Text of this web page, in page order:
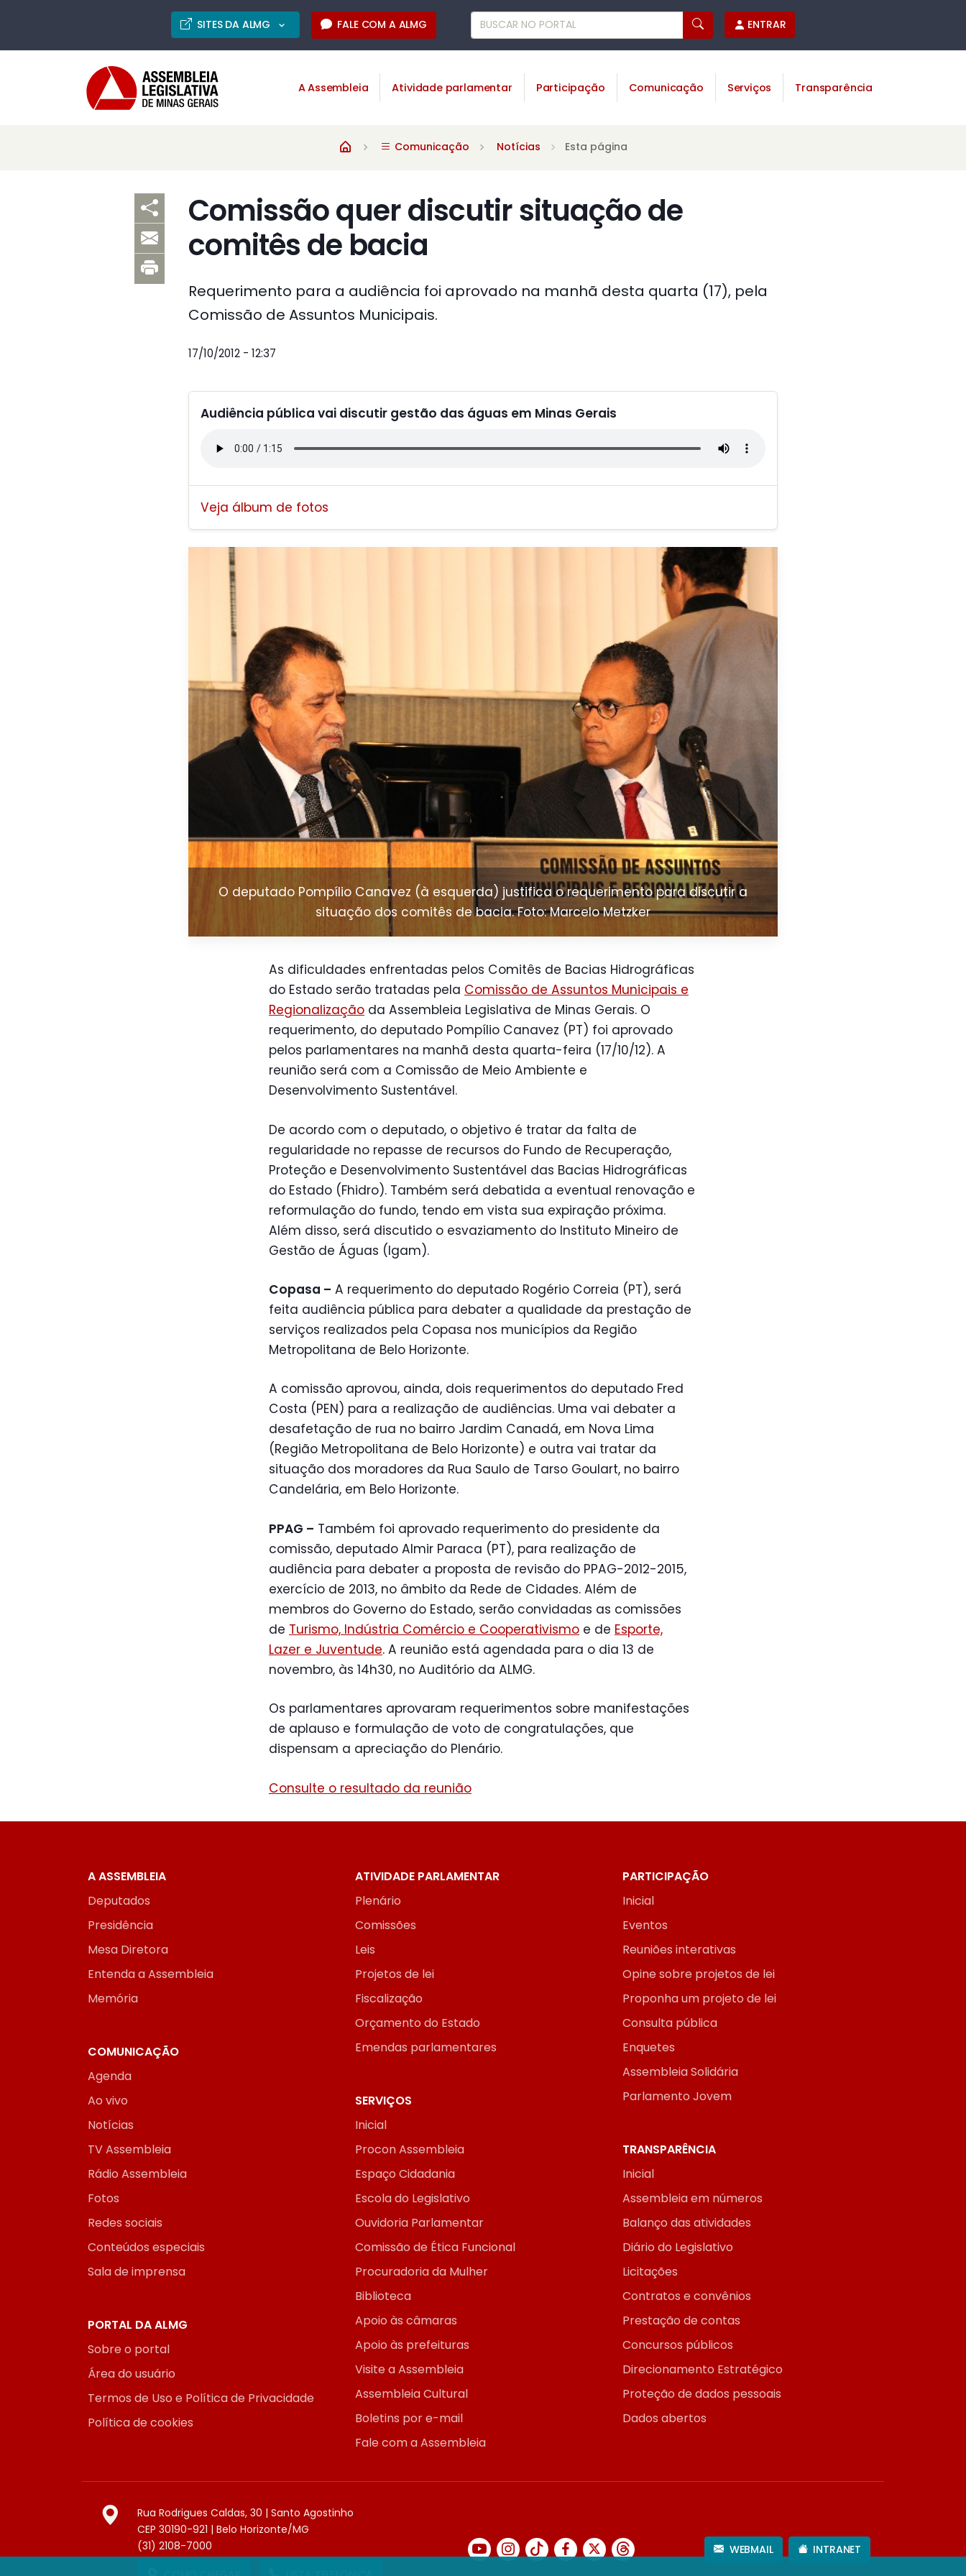
SITES DA ALMG FALE COM A ALMG ENTRAR
A Assembleia Atividade parlamentar Participação Comunicação Serviços Transparência
Comunicação Notícias Esta página
Comissão quer discutir situação de
comitês de bacia
Requerimento para a audiência foi aprovado na manhã desta quarta (17), pela
Comissão de Assuntos Municipais.
17/10/2012 - 12:37
Audiência pública vai discutir gestão das águas em Minas Gerais
Veja álbum de fotos
O deputado Pompílio Canavez (à esquerda) justifica o requerimento para discutir a
situação dos comitês de bacia. Foto: Marcelo Metzker
As dificuldades enfrentadas pelos Comitês de Bacias Hidrográficas
do Estado serão tratadas pela Comissão de Assuntos Municipais e
Regionalização da Assembleia Legislativa de Minas Gerais. O
requerimento, do deputado Pompílio Canavez (PT) foi aprovado
pelos parlamentares na manhã desta quarta-feira (17/10/12). A
reunião será com a Comissão de Meio Ambiente e
Desenvolvimento Sustentável.
De acordo com o deputado, o objetivo é tratar da falta de
regularidade no repasse de recursos do Fundo de Recuperação,
Proteção e Desenvolvimento Sustentável das Bacias Hidrográficas
do Estado (Fhidro). Também será debatida a eventual renovação e
reformulação do fundo, tendo em vista sua expiração próxima.
Além disso, será discutido o esvaziamento do Instituto Mineiro de
Gestão de Águas (Igam).
Copasa – A requerimento do deputado Rogério Correia (PT), será
feita audiência pública para debater a qualidade da prestação de
serviços realizados pela Copasa nos municípios da Região
Metropolitana de Belo Horizonte.
A comissão aprovou, ainda, dois requerimentos do deputado Fred
Costa (PEN) para a realização de audiências. Uma vai debater a
desafetação de rua no bairro Jardim Canadá, em Nova Lima
(Região Metropolitana de Belo Horizonte) e outra vai tratar da
situação dos moradores da Rua Saulo de Tarso Goulart, no bairro
Candelária, em Belo Horizonte.
PPAG – Também foi aprovado requerimento do presidente da
comissão, deputado Almir Paraca (PT), para realização de
audiência para debater a proposta de revisão do PPAG-2012-2015,
exercício de 2013, no âmbito da Rede de Cidades. Além de
membros do Governo do Estado, serão convidadas as comissões
de Turismo, Indústria Comércio e Cooperativismo e de Esporte,
Lazer e Juventude. A reunião está agendada para o dia 13 de
novembro, às 14h30, no Auditório da ALMG.
Os parlamentares aprovaram requerimentos sobre manifestações
de aplauso e formulação de voto de congratulações, que
dispensam a apreciação do Plenário.
Consulte o resultado da reunião
A ASSEMBLEIA
Deputados
Presidência
Mesa Diretora
Entenda a Assembleia
Memória
ATIVIDADE PARLAMENTAR
Plenário
Comissões
Leis
Projetos de lei
Fiscalização
Orçamento do Estado
Emendas parlamentares
PARTICIPAÇÃO
Inicial
Eventos
Reuniões interativas
Opine sobre projetos de lei
Proponha um projeto de lei
Consulta pública
Enquetes
Assembleia Solidária
Parlamento Jovem
COMUNICAÇÃO
Agenda
Ao vivo
Notícias
TV Assembleia
Rádio Assembleia
Fotos
Redes sociais
Conteúdos especiais
Sala de imprensa
SERVIÇOS
Inicial
Procon Assembleia
Espaço Cidadania
Escola do Legislativo
Ouvidoria Parlamentar
Comissão de Ética Funcional
Procuradoria da Mulher
Biblioteca
Apoio às câmaras
Apoio às prefeituras
Visite a Assembleia
Assembleia Cultural
Boletins por e-mail
Fale com a Assembleia
TRANSPARÊNCIA
Inicial
Assembleia em números
Balanço das atividades
Diário do Legislativo
Licitações
Contratos e convênios
Prestação de contas
Concursos públicos
Direcionamento Estratégico
Proteção de dados pessoais
Dados abertos
PORTAL DA ALMG
Sobre o portal
Área do usuário
Termos de Uso e Política de Privacidade
Política de cookies
Rua Rodrigues Caldas, 30 | Santo Agostinho
CEP 30190-921 | Belo Horizonte/MG
(31) 2108-7000
WEBMAIL INTRANET